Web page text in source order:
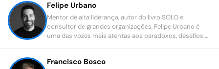
Felipe Urbano
Mentor de alta liderança, autor do livro SOLO e
consultor de grandes organizações, Felipe Urbano é
uma das vozes mais atentas aos paradoxos, desafios e
Francisco Bosco